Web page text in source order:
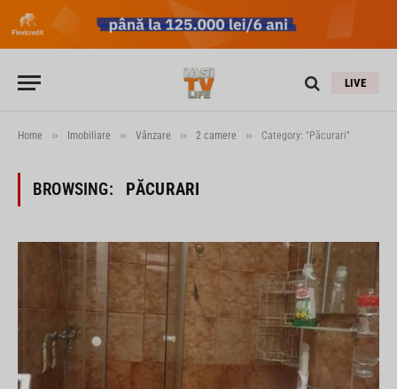
LIVE
Home » Imobiliare » Vânzare » 2 camere » Category: "Păcurari"
BROWSING: PĂCURARI